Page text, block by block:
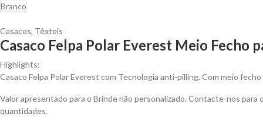
Branco
Casacos, Têxteis
Casaco Felpa Polar Everest Meio Fecho
Highlights:
Casaco Felpa Polar Everest com Tecnologia anti-pilling. Com meio
Valor apresentado para o Brinde não personalizado. Contacte-nos
quantidades.